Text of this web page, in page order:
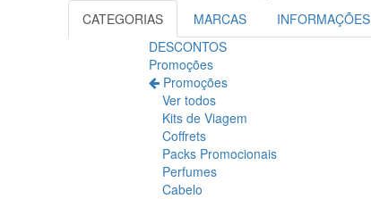
CATEGORIAS
MARCAS
INFORMAÇÕES
DESCONTOS
Promoções
Promoções
Ver todos
Kits de Viagem
Coffrets
Packs Promocionais
Perfumes
Cabelo